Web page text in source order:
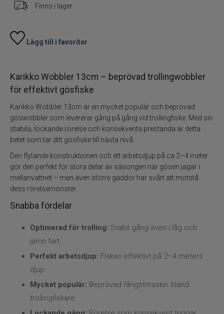
Småplock
Flugbindning
Flugfiske
Vinterfiske
Kläder
Trolling
Varumärken
Finns i lager
Lägg till i favoriter
Karikko Wobbler 13cm – beprövad trollingwobbler
för effektivt gösfiske
Karikko Wobbler 13cm är en mycket populär och beprövad
göswobbler som levererar gång på gång vid trollingfiske. Med sin
stabila, lockande rörelse och konsekventa prestanda är detta
betet som tar ditt gösfiske till nästa nivå.
Den flytande konstruktionen och ett arbetsdjup på ca 2–4 meter
gör den perfekt för stora delar av säsongen när gösen jagar i
mellanvattnet – men även större gäddor har svårt att motstå
dess rörelsemönster.
Snabba fördelar
Optimerad för trolling: Stabil gång även i låg och
jämn fart.
Perfekt arbetsdjup: Fiskas effektivt på 2–4 meters
djup.
Mycket populär: Beprövad fångstmaskin bland
trollingfiskare.